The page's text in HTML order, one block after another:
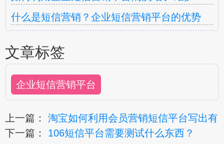
什么是短信营销？企业短信营销平台的优势
文章标签
企业短信营销平台
上一篇： 淘宝如何利用会员营销短信平台写出有
下一篇： 106短信平台需要测试什么东西？